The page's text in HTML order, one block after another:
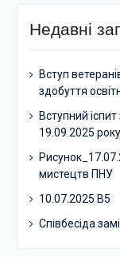
Недавні
Вступ
здобуття
Вступний
19.09.2025
мистецтв ПНУ
10.07.2025 В5
Співбесіда